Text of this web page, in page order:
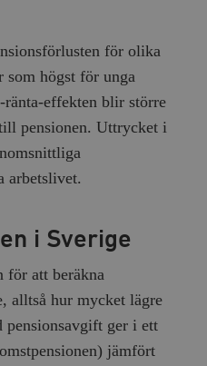
för olika
som högst för unga
ränta-effekten blir större
pensionen. Uttrycket i
arbetslivet.
i Sverige
för att beräkna
alltså hur mycket lägre
pensionsavgift ger i ett
jämfört